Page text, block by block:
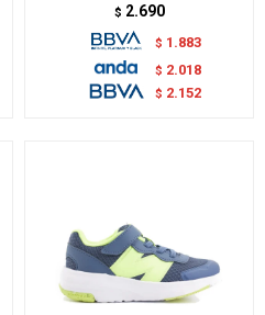
$ 2.690
$ 1.883
$ 2.018
$ 2.152